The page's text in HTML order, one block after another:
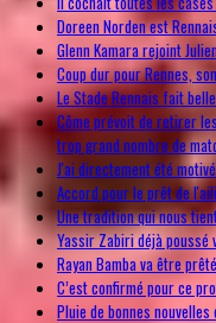
Doreen Norden est
Glenn Kamara rejoint
Coup dur pour Rennes,
Le Stade Rennais fait
Côme prévoit de retirer
trop grand nombre de
J'ai directement été
Accord pour le prêt de
Une tradition qui nous
Yassir Zabiri déjà
Rayan Bamba va être
C’est confirmé pour ce
Pluie de bonnes